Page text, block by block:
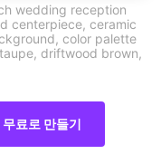
wedding reception
centerpiece, ceramic
color palette
driftwood brown,
료로 만들기